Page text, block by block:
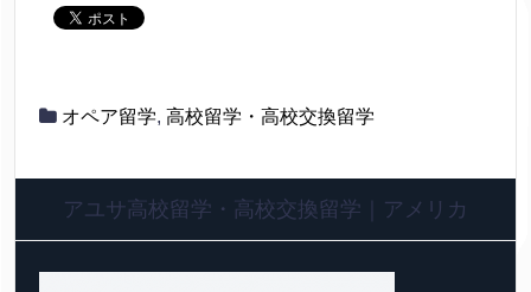
オペア留学, 高校留学・高校交換留学
アユサ高校留学・高校交換留学｜アメリカ